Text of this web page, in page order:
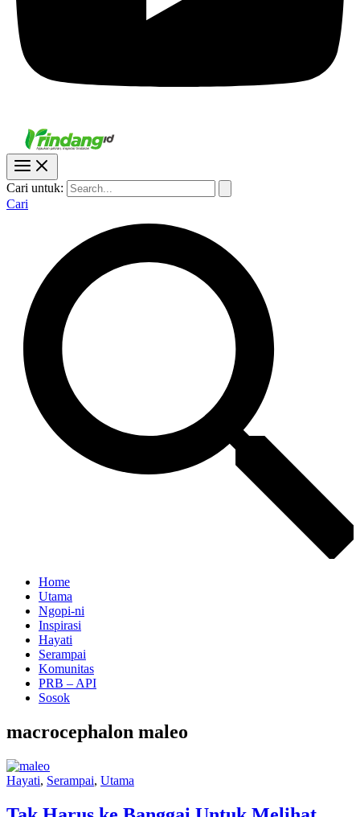
Cari untuk:
Cari
Home
Utama
Ngopi-ni
Inspirasi
Hayati
Serampai
Komunitas
PRB – API
Sosok
macrocephalon maleo
Hayati, Serampai, Utama